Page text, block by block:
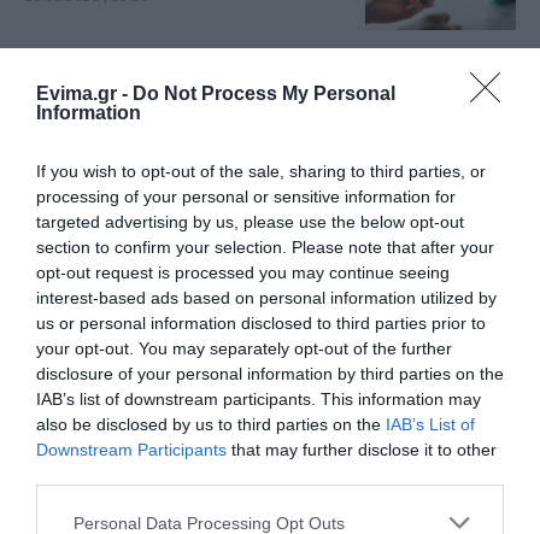
Evima.gr - Do Not Process My Personal
Information
If you wish to opt-out of the sale, sharing to third parties, or
processing of your personal or sensitive information for
targeted advertising by us, please use the below opt-out
section to confirm your selection. Please note that after your
opt-out request is processed you may continue seeing
interest-based ads based on personal information utilized by
us or personal information disclosed to third parties prior to
your opt-out. You may separately opt-out of the further
disclosure of your personal information by third parties on the
IAB’s list of downstream participants. This information may
also be disclosed by us to third parties on the IAB’s List of
Downstream Participants that may further disclose it to other
Please note that this website/app uses one or more Google
Personal Data Processing Opt Outs
στην Εύβοια με τη Μαρία Νομικού
10.08.2026 | 13:00
e-ΕΦΚΑ και ΔΥΠΑ: Ποιοι θα
πάρουν λεφτά τις επόμενες
ημέρες
10.08.2026 | 12:40
Κόκκινος συναγερμός για φωτιά
σήμερα στην Εύβοια – Προσοχή
10.08.2026 | 12:20
Πέθανε κτηνοτρόφος μετά τη
Όλες οι τελευταίες ειδήσεις
ΠΕΡΙΣΣΟΤΕΡΑ ΑΠΟ ΑΘΛΗΤΙΚΑ